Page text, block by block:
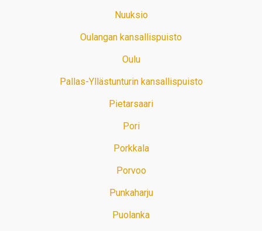
Nuuksio
Oulangan kansallispuisto
Oulu
Pallas-Yllästunturin kansallispuisto
Pietarsaari
Pori
Porkkala
Porvoo
Punkaharju
Puolanka